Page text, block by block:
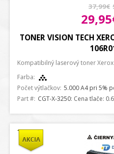
37,99€
TONER VISION TECH
Kompatibilný laserový toner Xerox
Farba:
Počet výtlačkov: 5.000 A4 pri 5%
Part #: CGT-X-3250: Cena tlače: